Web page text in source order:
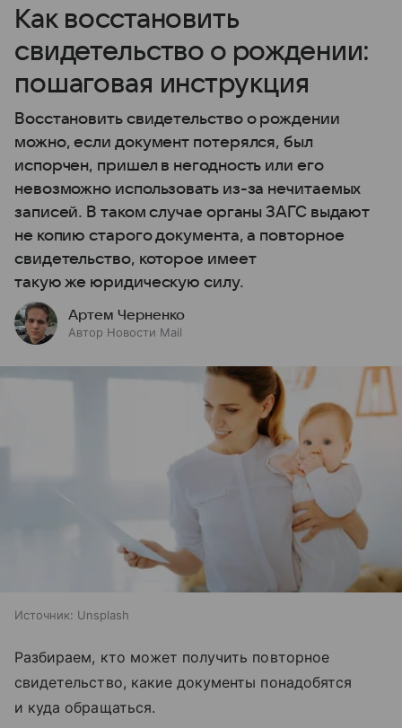
Как восстановить
свидетельство о рождении:
пошаговая инструкция
Восстановить свидетельство о рождении
можно, если документ потерялся, был
испорчен, пришел в негодность или его
невозможно использовать из-за нечитаемых
записей. В таком случае органы ЗАГС выдают
не копию старого документа, а повторное
свидетельство, которое имеет
такую же юридическую силу.
Артем Черненко
Автор Новости Mail
Источник: Unsplash
Разбираем, кто может получить повторное
свидетельство, какие документы понадобятся
и куда обращаться.